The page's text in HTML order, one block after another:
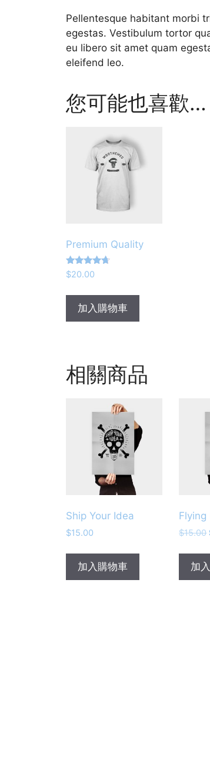
Pellentesque habitant morbi
egestas. Vestibulum tortor
eu libero sit amet quam
eleifend leo.
您可能也喜歡…
Premium Quality
評分
4.50
$20.00
加入購物車
相關商品
Ship Your Idea
$15.00
加入購物車
Flying
$15.00
加